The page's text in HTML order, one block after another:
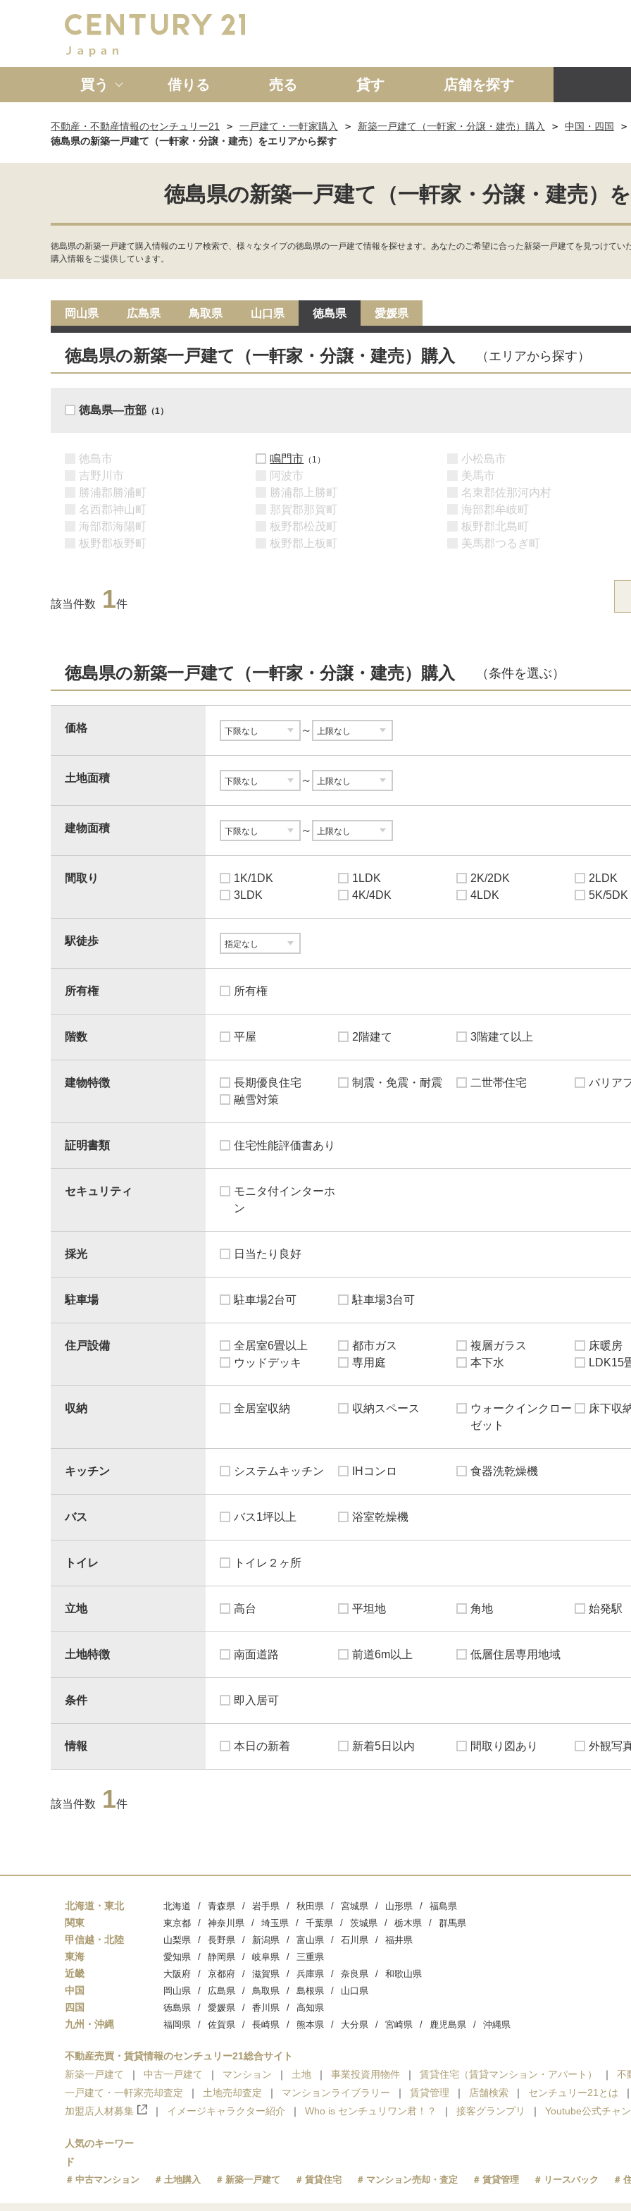
買う
新築一戸建て 中古一戸建て マンション 土地 事業投資用
借りる 売る 貸す 店舗を探す
不動産・不動産情報のセンチュリー21 一戸建て・一軒家購入 新築一戸建て（一軒家・分譲・建売）購入 中国・四国
徳島県の新築一戸建て（一軒家・分譲・建売）をエリアから探す
徳島県の新築一戸建て（一軒家・分譲・建売）
徳島県の新築一戸建て購入情報のエリア検索で、様々なタイプの徳島県の一戸建て情報を探せます。あなたのご希望に合った新築一戸建てを見つけて
購入情報をご提供しています。
岡山県 広島県 鳥取県 山口県 徳島県 愛媛県
徳島県の新築一戸建て（一軒家・分譲・建売）購入 （エリアから探す）
徳島県―市部 （1）
徳島市 鳴門市 （1） 小松島市
吉野川市
阿波市 美馬市
勝浦郡勝浦町
勝浦郡上勝町 名東郡佐那河内村
名西郡神山町
那賀郡那賀町 海部郡牟岐町
海部郡海陽町
板野郡松茂町 板野郡北島町
板野郡板野町
板野郡上板町 美馬郡つるぎ町
該当件数 1件
徳島県の新築一戸建て（一軒家・分譲・建売）購入 （条件を選ぶ）
価格 ～
土地面積 ～
建物面積 ～
間取り 1K/1DK 1LDK 2K/2DK 2LDK
3LDK
4K/4DK 4LDK 5K/5DK
駅徒歩
所有権 所有権
階数 平屋 2階建て 3階建て以上
建物特徴 長期優良住宅 制震・免震・耐震 二世帯住宅 バリア
融雪対策
証明書類 住宅性能評価書あり
セキュリティ
モニタ付インターホ
ン
採光 日当たり良好
駐車場 駐車場2台可 駐車場3台可
住戸設備 全居室6畳以上 都市ガス 複層ガラス 床暖房
ウッドデッキ
専用庭 本下水 LDK15
収納 全居室収納 収納スペース
ウォークインクロー
ゼット
床下収
キッチン システムキッチン IHコンロ 食器洗乾燥機
バス バス1坪以上 浴室乾燥機
トイレ トイレ２ヶ所
立地 高台 平坦地 角地 始発駅
土地特徴 南面道路 前道6m以上 低層住居専用地域
条件 即入居可
情報 本日の新着 新着5日以内 間取り図あり 外観写
該当件数 1件
北海道・東北 北海道 青森県 岩手県 秋田県 宮城県 山形県 福島県
関東 東京都 神奈川県 埼玉県 千葉県 茨城県 栃木県 群馬県
甲信越・北陸 山梨県 長野県 新潟県 富山県 石川県 福井県
東海 愛知県 静岡県 岐阜県 三重県
近畿 大阪府 京都府 滋賀県 兵庫県 奈良県 和歌山県
中国 岡山県 広島県 鳥取県 島根県 山口県
四国 徳島県 愛媛県 香川県 高知県
九州・沖縄 福岡県 佐賀県 長崎県 熊本県 大分県 宮崎県 鹿児島県 沖縄県
不動産売買・賃貸情報のセンチュリー21総合サイト
新築一戸建て
中古一戸建て マンション 土地 事業投資用物件 賃貸住宅（賃貸マンション・アパート） 不
一戸建て・一軒家売却査定
土地売却査定 マンションライブラリー 賃貸管理 店舗検索 センチュリー21とは
加盟店人材募集
イメージキャラクター紹介 Who is センチュリワン君！？ 接客グランプリ Youtube公式チャ
人気のキーワー
ド
中古マンション 土地購入 新築一戸建て 賃貸住宅 マンション売却・査定 賃貸管理 リースバック